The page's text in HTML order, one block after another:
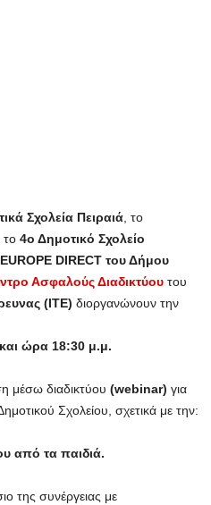
Σχολεία Πειραιά, το
το 4ο Δημοτικό Σχολείο
EUROPE DIRECT του Δήμου
Ασφαλούς Διαδικτύου του
(ΙΤΕ) διοργανώνουν την
ώρα 18:30 μ.μ.
μέσω διαδικτύου (webinar) για
Σχολείου, σχετικά με την:
από τα παιδιά.
της συνέργειας με